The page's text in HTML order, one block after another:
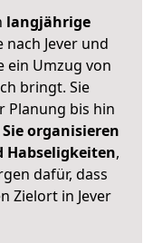
langjährige
Jever und
ein Umzug von
bringt. Sie
Planung bis hin
Sie organisieren
Habseligkeiten,
dafür, dass
Zielort in Jever